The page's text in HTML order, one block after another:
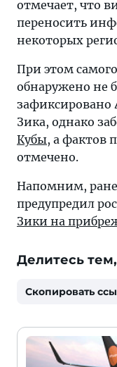
отмечает, что
переносить
некоторых
При этом
обнаружено не
зафиксировано
Зика, однако
Кубы, а фактов
отмечено.
Напомним,
предупредил
Зики на
Делитесь
Скопировать